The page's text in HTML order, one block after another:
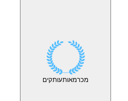
מכרמאותעותקים